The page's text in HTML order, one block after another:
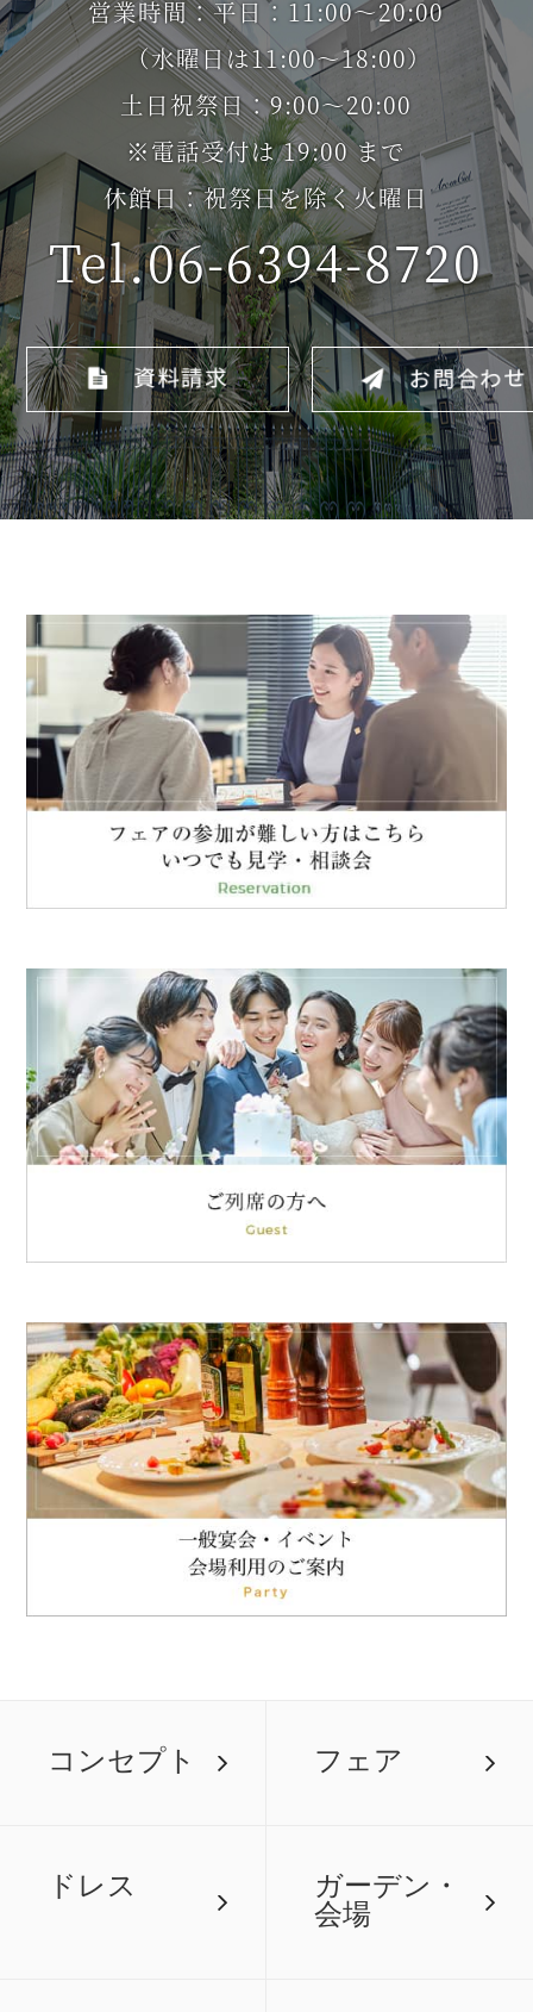
営業時間：平日：11:00～20:00
（水曜日は11:00～18:00）
土日祝祭日：9:00～20:00
※電話受付は 19:00 まで
休館日：祝祭日を除く火曜日
Tel.06-6394-8720
コンセプト フェア
ドレス
ガーデン・
会場